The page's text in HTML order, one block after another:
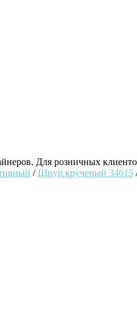
Для розничных
/Шнур крученый 34615